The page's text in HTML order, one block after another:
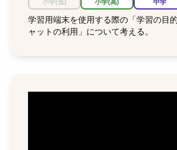
小学(低) 小学(高) 中学
学習用端末を使用する際の「学習の目
ャットの利用」について考える。